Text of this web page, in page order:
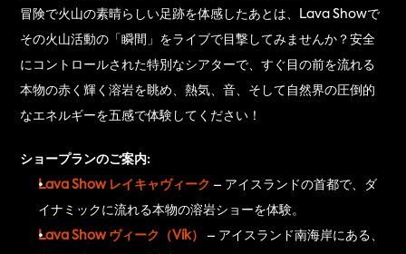
冒険で火山の素晴らしい足跡を体感したあとは、Lava Showで
その火山活動の「瞬間」をライブで目撃してみませんか？安全
にコントロールされた特別なシアターで、すぐ目の前を流れる
本物の赤く輝く溶岩を眺め、熱気、音、そして自然界の圧倒的
なエネルギーを五感で体験してください！
ショープランのご案内:
Lava Show レイキャヴィーク – アイスランドの首都で、ダ
イナミックに流れる本物の溶岩ショーを体験。
Lava Show ヴィーク（Vík）
– アイスランド南海岸にある、